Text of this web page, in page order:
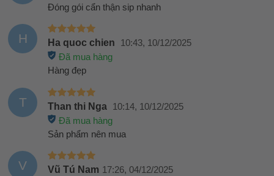
Đóng gói cẩn thận sip nhanh
H Ha quoc chien
10:43, 10/12/2025
Đã mua hàng
Hàng đẹp
T Than thi Nga 10:14, 10/12/2025
Đã mua hàng
Sản phẩm nên mua
V Vũ Tú Nam 17:26, 04/12/2025